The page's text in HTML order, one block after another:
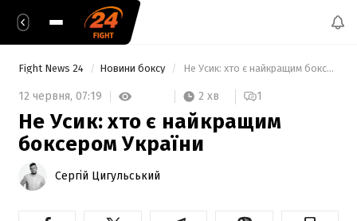
Fight News 24 Новини боксу Не Усик: хто є найкращим боксером України
12 червня, 07:19 2 хв 1
Не Усик: хто є найкращим
боксером України
Сергій Цигульський